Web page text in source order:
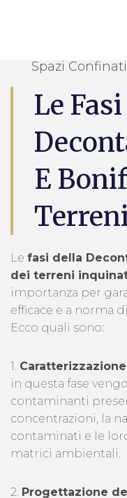
Spazi Confinati
Le
E
Le fasi della
dei terreni
importanza per
efficace e a norma
Ecco quali sono:
1.
in questa fase
contaminanti
concentrazioni, la
contaminati e le
matrici ambientali.
2. Progettazione